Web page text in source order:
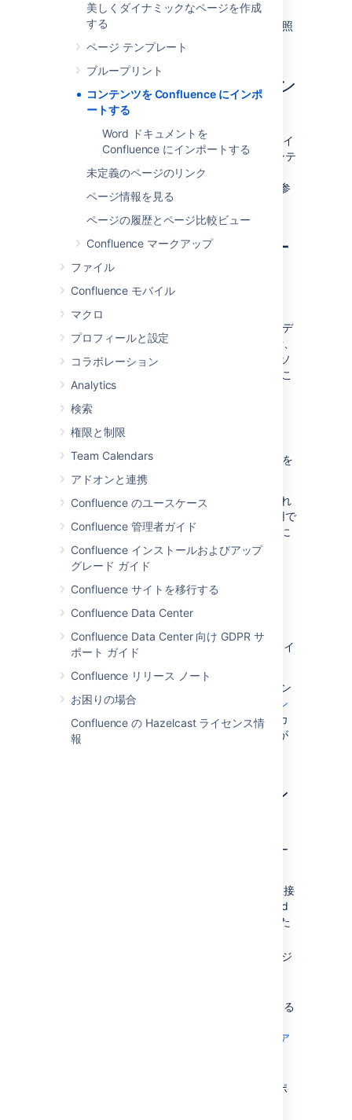
美しくダイナミックなページを作成
する
ページ テンプレート
ブループリント
コンテンツを Confluence にインポ
ートする
Word ドキュメントを
Confluence にインポートする
未定義のページのリンク
ページ情報を見る
ページの履歴とページ比較ビュー
Confluence マークアップ
ファイル
Confluence モバイル
マクロ
プロフィールと設定
コラボレーション
Analytics
検索
権限と制限
Team Calendars
アドオンと連携
Confluence のユースケース
Confluence 管理者ガイド
Confluence インストールおよびアップ
グレード ガイド
Confluence サイトを移行する
Confluence Data Center
Confluence Data Center 向け GDPR サ
ポート ガイド
Confluence リリース ノート
お困りの場合
Confluence の Hazelcast ライセンス情
報
詳細については、「 サイトを復元する」と「
「1 つまたは複数のスペースを復元する
」を参照
してください。
Microsoft Word 文書からコン
テンツをインポートする
Office コネクターを使用すると、Word 文書をイ
ンポートしてページを作成できます。文書コンテ
ンツが Confluence ページにコピーされます。
を参
照してください。
Web コンテンツをインポー
トする
を使用して、ビデ
オ、スライドショー、ツイッターの会話、
ドキュメントなど、他の Web サイトのソ
ースを Confluence ページに表示させるこ
とができます。
外部の Web ページを
HTML Include マクロ
Confluence に埋め込みます。
ページの HTML コードと
を
使用します。
注: HTML マクロはすべてのサイトで有効化され
ているわけではありません。このマクロを使用で
きるかどうかについては、Confluence 管理者に
お問合せください。
別の Wiki からのコンテン
ツのインポート
Confluence では、別の wiki からコンテンツをイ
ンポートする方法を提供していません。
下記のように、REST API を使用して独自のイン
ポート ソリューションを構築したり、
アトラシ
アンのソリューション パートナー と連携してカ
スタム ソリューションを開発したりすることが
その他のコンテンツをイン
非 Wiki マークアップを Confluence にインポー
ベーシックフォーマットのテキストは直接
エディターに渡すことができます。Word
ドキュメントや Web ページもこれにあた
ディスクに保存された Confluence ページ
と、ファイルをまとめてアップロードする
ページの作業のために WebDAV クライア
を使用して独自のインポ